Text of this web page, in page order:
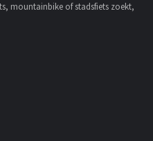
mountainbike of stadsfiets zoekt,